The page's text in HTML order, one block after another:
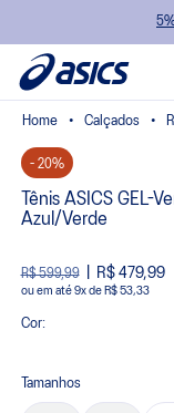
Calçados
- 20%
Tênis ASICS GEL-
Azul/Verde
R$ 599,99 R$ 479,99
ou 9xde R$ 53,33
Cor:
Tamanhos